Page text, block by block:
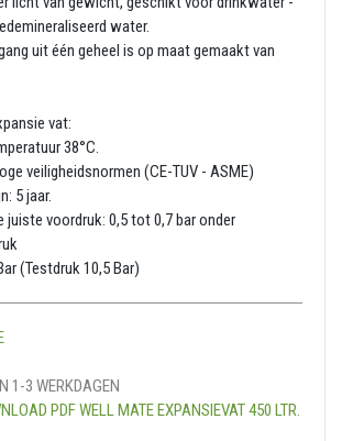
water.
uit één geheel is op maat gemaakt van
vat:
38°C.
veiligheidsnormen (CE-TUV - ASME)
5 jaar.
juiste voordruk: 0,5 tot 0,7 bar onder
(Testdruk 10,5 Bar)
1-3 WERKDAGEN
PDF WELL MATE EXPANSIEVAT 450 LTR.